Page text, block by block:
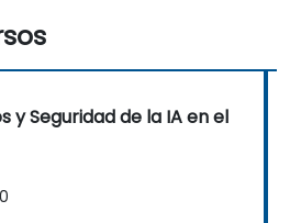
y Seguridad de la IA en el